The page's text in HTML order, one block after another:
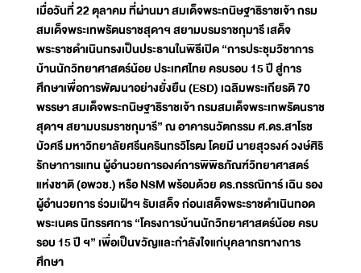
เมื่อวันที่ 22 ตุลาคม ที่ผ่านมา สมเด็จพระกนิษฐาธิราชเจ้า กรม
สมเด็จพระเทพรัตนราชสุดาฯ สยามบรมราชกุมารี เสด็จ
พระราชดำเนินทรงเป็นประธานในพิธีเปิด “การประชุมวิชาการ
บ้านนักวิทยาศาสตร์น้อย ประเทศไทย ครบรอบ 15 ปี สู่การ
ศึกษาเพื่อการพัฒนาอย่างยั่งยืน (ESD) เฉลิมพระเกียรติ 70
พรรษา สมเด็จพระกนิษฐาธิราชเจ้า กรมสมเด็จพระเทพรัตนราช
สุดาฯ สยามบรมราชกุมารี” ณ อาคารนวัตกรรม ศ.ดร.สาโรช
บัวศรี มหาวิทยาลัยศรีนครินทรวิโรฒ โดยมี นายสุวรงค์ วงษ์ศิริ
รักษาการแทน ผู้อำนวยการองค์การพิพิธภัณฑ์วิทยาศาสตร์
แห่งชาติ (อพวช.) หรือ NSM พร้อมด้วย ดร.กรรณิการ์ เฉิน รอง
ผู้อำนวยการ ร่วมเฝ้าฯ รับเสด็จ ก่อนเสด็จพระราชดำเนินทอด
พระเนตร นิทรรศการ “โครงการบ้านนักวิทยาศาสตร์น้อย ครบ
รอบ 15 ปี ฯ” เพื่อเป็นขวัญและกำลังใจแก่บุคลากรทางการ
ศึกษา